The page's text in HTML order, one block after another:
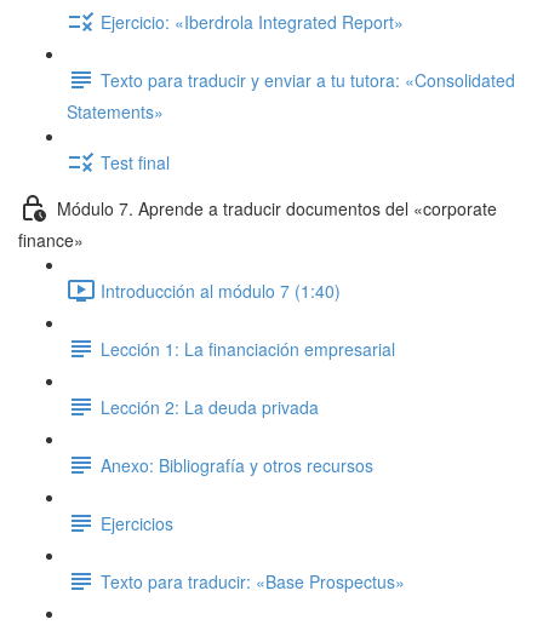
Ejercicio: «Iberdrola Integrated Report»
Texto para traducir y enviar a tu tutora: «Consolidated
Statements»
Test final
Módulo 7. Aprende a traducir documentos del «corporate
finance»
Introducción al módulo 7 (1:40)
Lección 1: La financiación empresarial
Lección 2: La deuda privada
Anexo: Bibliografía y otros recursos
Ejercicios
Texto para traducir: «Base Prospectus»